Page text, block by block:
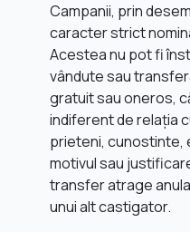
Campanii, prin
caracter strict
Acestea nu pot fi
vândute sau
gratuit sau oneros,
indiferent de relația
prieteni, cunostinte,
motivul sau
transfer atrage
unui alt castigator.